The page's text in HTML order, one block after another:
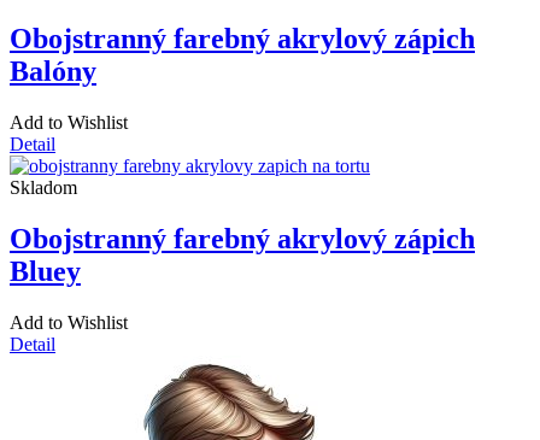
Obojstranný farebný akrylový zápich
Balóny
Add to Wishlist
Detail
Skladom
Obojstranný farebný akrylový zápich
Bluey
Add to Wishlist
Detail